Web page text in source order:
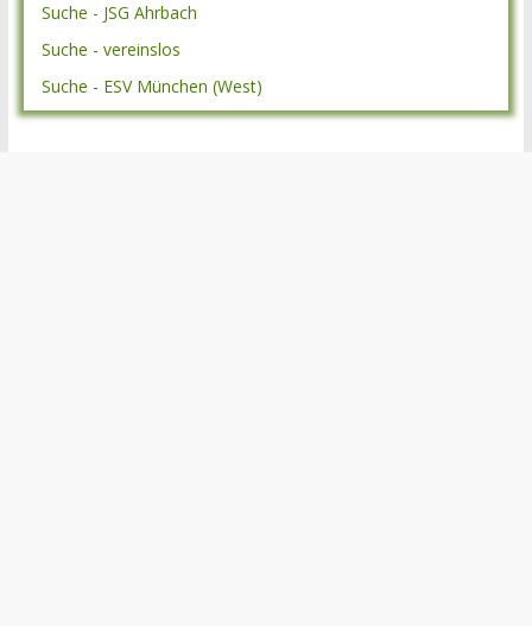
Suche - JSG Ahrbach
Suche - vereinslos
Suche - ESV München (West)